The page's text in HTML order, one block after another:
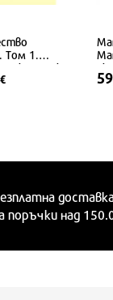
Том 1.
Икономика
€
поръчки над